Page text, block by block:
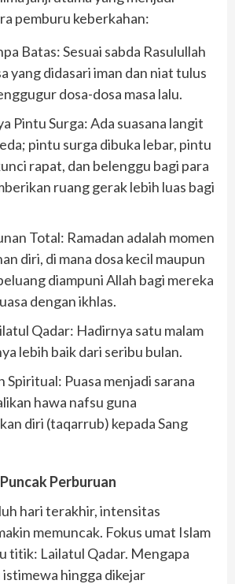
pemburu keberkahan:
Batas: Sesuai sabda Rasulullah
yang didasari iman dan niat tulus
dosa-dosa masa lalu.
Pintu Surga: Ada suasana langit
pintu surga dibuka lebar, pintu
rapat, dan belenggu bagi para
ruang gerak lebih luas bagi
Total: Ramadan adalah momen
diri, di mana dosa kecil maupun
diampuni Allah bagi mereka
dengan ikhlas.
Qadar: Hadirnya satu malam
lebih baik dari seribu bulan.
Spiritual: Puasa menjadi sarana
hawa nafsu guna
diri (taqarrub) kepada Sang
Perburuan
hari terakhir, intensitas
memuncak. Fokus umat Islam
titik: Lailatul Qadar. Mengapa
istimewa hingga dikejar